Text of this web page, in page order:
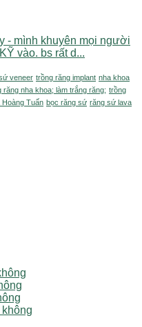
- mình khuyên mọi người
vào. bs rất d...
veneer trồng răng implant nha khoa
răng nha khoa; làm trắng răng; trồng
Hoàng Tuấn bọc răng sứ răng sứ lava